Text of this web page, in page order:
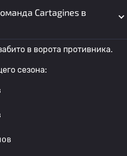
Cartagines в
в ворота противника.
сезона: